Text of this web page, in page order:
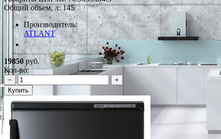
Общий объем, л: 145
Производитель:
ATLANT
*Наличие уточняйте у менеджера
19850руб.
Кол-во:
−
+
Купить